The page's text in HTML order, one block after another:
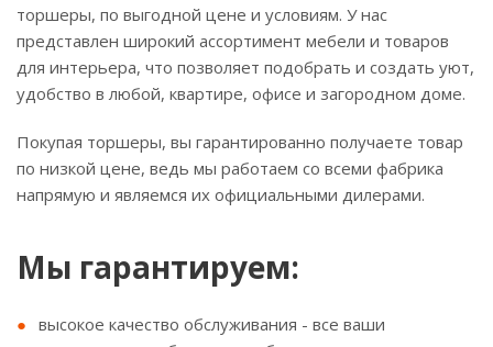
торшеры, по выгодной цене и условиям. У нас
представлен широкий ассортимент мебели и товаров
для интерьера, что позволяет подобрать и создать уют,
удобство в любой, квартире, офисе и загородном доме.
Покупая торшеры, вы гарантированно получаете товар
по низкой цене, ведь мы работаем со всеми фабрика
напрямую и являемся их официальными дилерами.
Мы гарантируем:
высокое качество обслуживания - все ваши